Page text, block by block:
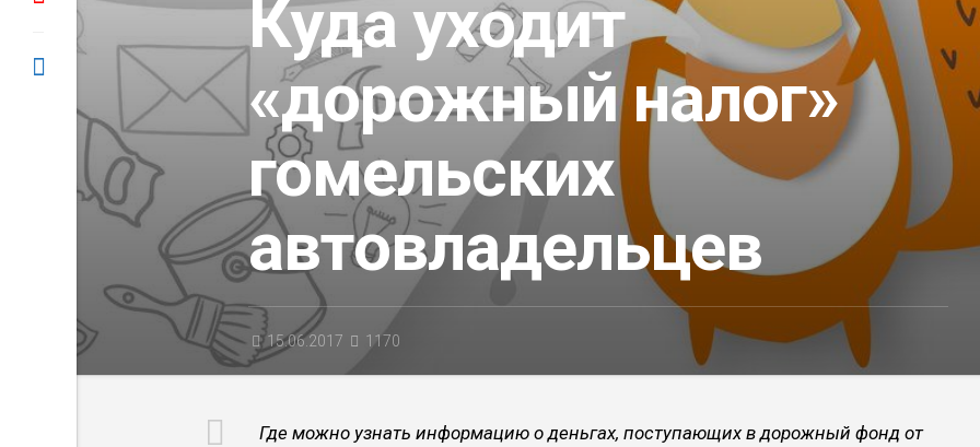
Куда уходит
«дорожный налог»
гомельских
автовладельцев
15.06.2017 1170
Где можно узнать информацию о деньгах, поступающих в дорожный фонд от